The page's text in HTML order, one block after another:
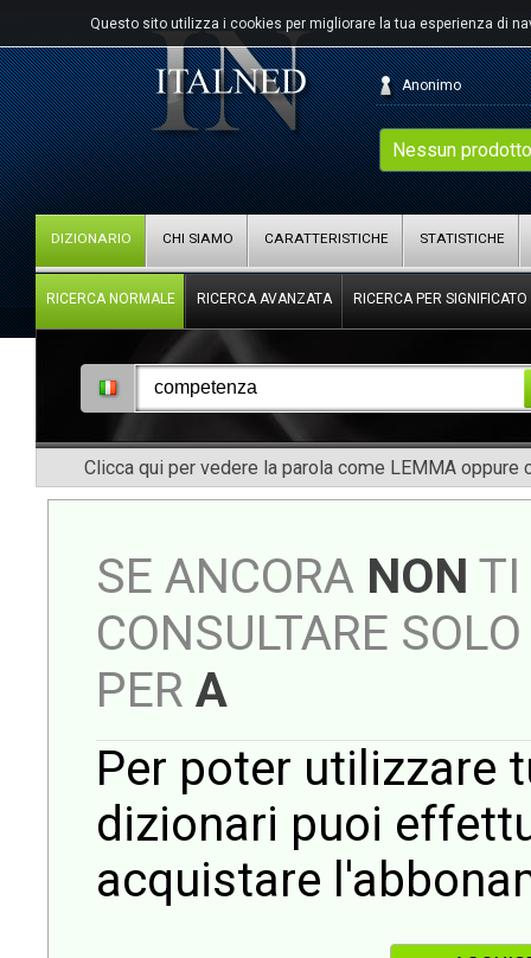
Questo sito utilizza i cookies per migliorare la tua esperienza di
Nessun
Anonimo
DIZIONARIO CHI SIAMO CARATTERISTICHE STATISTICHE
RICERCA NORMALE RICERCA AVANZATA RICERCA PER SIGNIFICATO
Clicca qui per vedere la parola come LEMMA oppure
SE ANCORA NON TI
CONSULTARE
PER A
Per poter utilizzare
dizionari puoi
acquistare